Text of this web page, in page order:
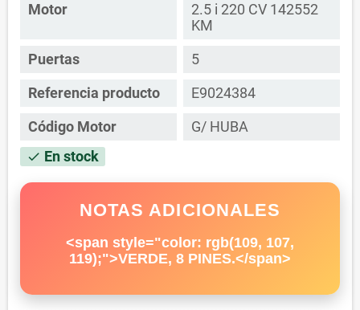
Motor
2.5 i 220 CV 142552
KM
Puertas
5
Referencia producto
E9024384
Código Motor
G/ HUBA
check En stock
NOTAS ADICIONALES
<span style="color: rgb(109, 107,
119);">VERDE, 8 PINES.</span>